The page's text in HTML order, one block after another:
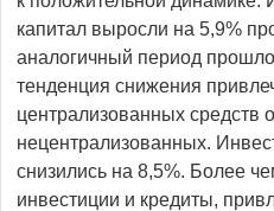
капитал выросли на 5,9%
аналогичный период
тенденция снижения
централизованных средств
нецентрализованных.
снизились на 8,5%. Более
инвестиции и кредиты,